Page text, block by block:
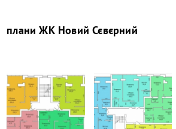
планиЖК Новий Сєвєрний